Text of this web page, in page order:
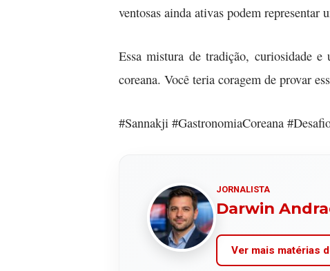
ventosas ainda ativas podem representar
Essa mistura de tradição, curiosidade
coreana. Você teria coragem de provar
#Sannakji #GastronomiaCoreana
JORNALISTA
Darwin
Ver mais matérias